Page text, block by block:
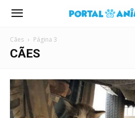
Portal
Animal
Cães Página 3
CÃES